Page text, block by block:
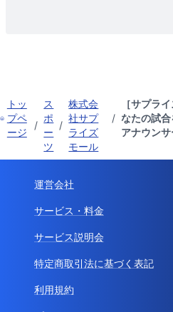
トッ
プペ
ージ
/
ス
ポ
ー
ツ
/
株式会
社サプ
ライズ
モール
/
［サプラ
なたの試
アナウン
運営会社
サービス・料金
サービス説明会
特定商取引法に基づく表記
利用規約